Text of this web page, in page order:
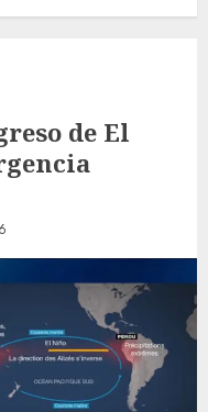
de El